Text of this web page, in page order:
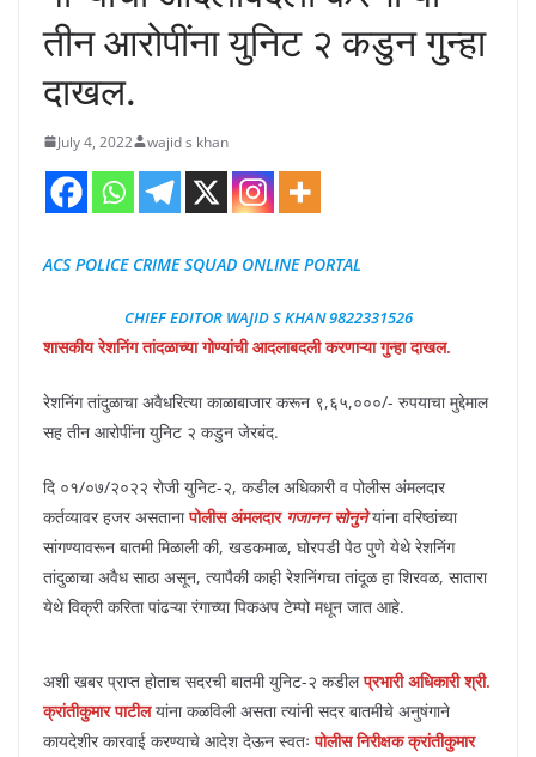
तीन आरोपींना युनिट २ कडुन गुन्हा
दाखल.
July 4, 2022 wajid s khan
ACS POLICE CRIME SQUAD ONLINE PORTAL
CHIEF EDITOR WAJID S KHAN 9822331526
शासकीय रेशनिंग तांदळाच्या गोण्यांची आदलाबदली करणाऱ्या गुन्हा दाखल.
रेशनिंग तांदुळाचा अवैधरित्या काळाबाजार करून ९,६५,०००/- रुपयाचा मुद्देमाल
सह तीन आरोपींना युनिट २ कडुन जेरबंद.
दि ०१/०७/२०२२ रोजी युनिट-२, कडील अधिकारी व पोलीस अंमलदार
कर्तव्यावर हजर असतानापोलीस अंमलदार गजानन सोनुनेयांना वरिष्ठांच्या
सांगण्यावरून बातमी मिळाली की, खडकमाळ, घोरपडी पेठ पुणे येथे रेशनिंग
तांदुळाचा अवैध साठा असून, त्यापैकी काही रेशनिंगचा तांदूळ हा शिरवळ, सातारा
येथे विक्री करिता पांढऱ्या रंगाच्या पिकअप टेम्पो मधून जात आहे.
अशी खबर प्राप्त होताच सदरची बातमी युनिट-२ कडीलप्रभारी अधिकारी श्री.
क्रांतीकुमार पाटीलयांना कळविली असता त्यांनी सदर बातमीचे अनुषंगाने
कायदेशीर कारवाई करण्याचे आदेश देऊन स्वतःपोलीस निरीक्षक क्रांतीकुमार